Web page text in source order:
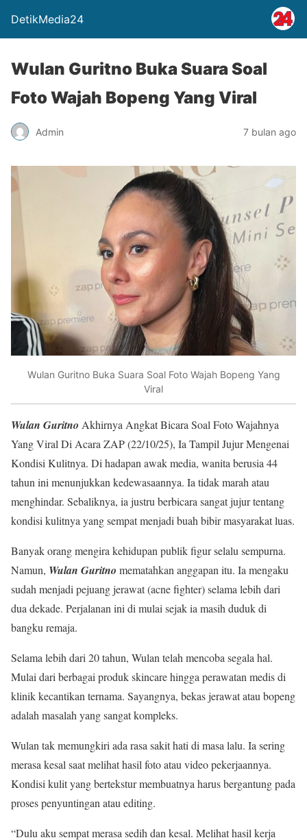
DetikMedia24
Wulan Guritno Buka Suara Soal
Foto Wajah Bopeng Yang Viral
Admin 7 bulan ago
Wulan Guritno Buka Suara Soal Foto Wajah Bopeng Yang
Viral
Wulan Guritno Akhirnya Angkat Bicara Soal Foto Wajahnya
Yang Viral Di Acara ZAP (22/10/25), Ia Tampil Jujur Mengenai
Kondisi Kulitnya. Di hadapan awak media, wanita berusia 44
tahun ini menunjukkan kedewasaannya. Ia tidak marah atau
menghindar. Sebaliknya, ia justru berbicara sangat jujur tentang
kondisi kulitnya yang sempat menjadi buah bibir masyarakat luas.
Banyak orang mengira kehidupan publik figur selalu sempurna.
Namun, Wulan Guritno mematahkan anggapan itu. Ia mengaku
sudah menjadi pejuang jerawat (acne fighter) selama lebih dari
dua dekade. Perjalanan ini di mulai sejak ia masih duduk di
bangku remaja.
Selama lebih dari 20 tahun, Wulan telah mencoba segala hal.
Mulai dari berbagai produk skincare hingga perawatan medis di
klinik kecantikan ternama. Sayangnya, bekas jerawat atau bopeng
adalah masalah yang sangat kompleks.
Wulan tak memungkiri ada rasa sakit hati di masa lalu. Ia sering
merasa kesal saat melihat hasil foto atau video pekerjaannya.
Kondisi kulit yang bertekstur membuatnya harus bergantung pada
proses penyuntingan atau editing.
“Dulu aku sempat merasa sedih dan kesal. Melihat hasil kerja